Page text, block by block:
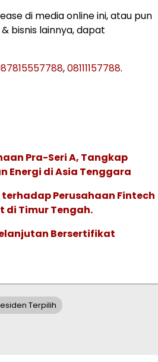
di media online ini, atau pun
bisnis lainnya, dapat
,08111157788.
Pra-Seri A, Tangkap
Energi di Asia Tenggara
Perusahaan Fintech
di Timur Tengah.
Bersertifikat
Terpilih